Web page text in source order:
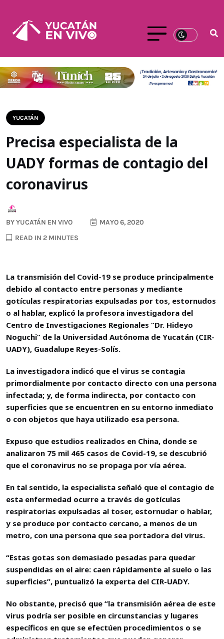
YUCATÁN
Precisa especialista de la
UADY formas de contagio del
coronavirus
BYYUCATÁN EN VIVO
MAYO 6, 2020
READ IN 2 MINUTES
La transmisión del Covid-19 se produce principalmente
debido al contacto entre personas y mediante
gotículas respiratorias expulsadas por tos, estornudos
o al hablar, explicó la profesora investigadora del
Centro de Investigaciones Regionales “Dr. Hideyo
Noguchi” de la Universidad Autónoma de Yucatán (CIR-
UADY), Guadalupe Reyes-Solís.
La investigadora indicó que el virus se contagia
primordialmente por contacto directo con una persona
infectada; y, de forma indirecta, por contacto con
superficies que se encuentren en su entorno inmediato
o con objetos que haya utilizado esa persona.
Expuso que estudios realizados en China, donde se
analizaron 75 mil 465 casos de Covid-19, se descubrió
que el coronavirus no se propaga por vía aérea.
En tal sentido, la especialista señaló que el contagio de
esta enfermedad ocurre a través de gotículas
respiratorias expulsadas al toser, estornudar o hablar,
y se produce por contacto cercano, a menos de un
metro, con una persona que sea portadora del virus.
“Estas gotas son demasiado pesadas para quedar
suspendidas en el aire: caen rápidamente al suelo o las
superficies”, puntualizó la experta del CIR-UADY.
No obstante, precisó que “la transmisión aérea de este
virus podría ser posible en circunstancias y lugares
específicos en que se efectúen procedimientos o se